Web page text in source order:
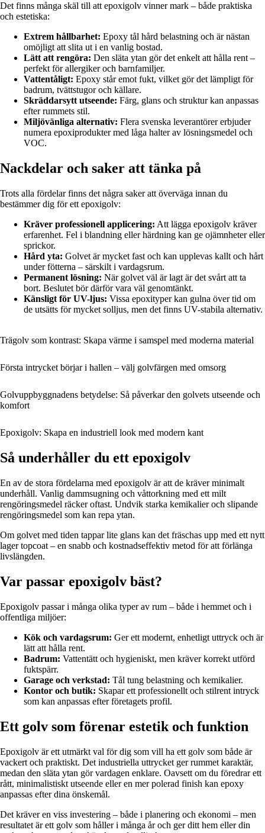
Det finns många skäl till att epoxigolv vinner mark – både praktiska
och estetiska:
Extrem hållbarhet: Epoxy tål hård belastning och är nästan
omöjligt att slita ut i en vanlig bostad.
Lätt att rengöra: Den släta ytan gör det enkelt att hålla rent –
perfekt för allergiker och barnfamiljer.
Vattentåligt: Epoxy står emot fukt, vilket gör det lämpligt för
badrum, tvättstugor och källare.
Skräddarsytt utseende: Färg, glans och struktur kan anpassas
efter rummets stil.
Miljövänliga alternativ: Flera svenska leverantörer erbjuder
numera epoxiprodukter med låga halter av lösningsmedel och
VOC.
Nackdelar och saker att tänka på
Trots alla fördelar finns det några saker att överväga innan du
bestämmer dig för ett epoxigolv:
Kräver professionell applicering: Att lägga epoxigolv kräver
erfarenhet. Fel i blandning eller härdning kan ge ojämnheter eller
sprickor.
Hård yta: Golvet är mycket fast och kan upplevas kallt och hårt
under fötterna – särskilt i vardagsrum.
Permanent lösning: När golvet väl är lagt är det svårt att ta
bort. Beslutet bör därför vara väl genomtänkt.
Känsligt för UV-ljus: Vissa epoxityper kan gulna över tid om
de utsätts för mycket solljus, men det finns UV-stabila alternativ.
Trägolv som kontrast: Skapa värme i samspel med moderna material
Första intrycket börjar i hallen – välj golvfärgen med omsorg
Golvuppbyggnadens betydelse: Så påverkar den golvets utseende och
komfort
Epoxigolv: Skapa en industriell look med modern kant
Så underhåller du ett epoxigolv
En av de stora fördelarna med epoxigolv är att de kräver minimalt
underhåll. Vanlig dammsugning och våttorkning med ett milt
rengöringsmedel räcker oftast. Undvik starka kemikalier och slipande
rengöringsmedel som kan repa ytan.
Om golvet med tiden tappar lite glans kan det fräschas upp med ett nytt
lager topcoat – en snabb och kostnadseffektiv metod för att förlänga
livslängden.
Var passar epoxigolv bäst?
Epoxigolv passar i många olika typer av rum – både i hemmet och i
offentliga miljöer:
Kök och vardagsrum: Ger ett modernt, enhetligt uttryck och är
lätt att hålla rent.
Badrum: Vattentätt och hygieniskt, men kräver korrekt utförd
fuktspärr.
Garage och verkstad: Tål tung belastning och kemikalier.
Kontor och butik: Skapar ett professionellt och stilrent intryck
som kan anpassas efter företagets profil.
Ett golv som förenar estetik och funktion
Epoxigolv är ett utmärkt val för dig som vill ha ett golv som både är
vackert och praktiskt. Det industriella uttrycket ger rummet karaktär,
medan den släta ytan gör vardagen enklare. Oavsett om du föredrar ett
rått, minimalistiskt utseende eller en mer polerad finish kan epoxy
anpassas efter dina önskemål.
Det kräver en viss investering – både i planering och ekonomi – men
resultatet är ett golv som håller i många år och ger ditt hem eller din